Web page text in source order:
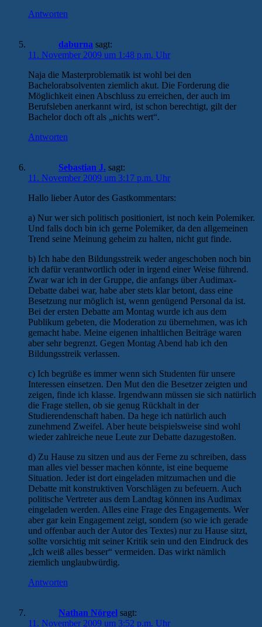
Antworten
daburna sagt:
11. November 2009 um 1:48 p.m. Uhr
Naja die Masterproblematik ist wohl bei den
Bachelorabsolventen ziemlich akut. Die Forderung die
Möglichkeit einen Abschluss zu erreichen, der auch im
Berufsleben anerkannt wird, ist schon berechtigt, gilt der
Bachelor doch oft als „nichts wert“.
Antworten
Sebastian J. sagt:
11. November 2009 um 3:17 p.m. Uhr
Hallo lieber Autor des Gastkommentars:
a) Nur wer sich politisch positioniert, ist noch kein Polemiker.
Und falls doch bin ich gerne Polemiker, da den allgemeinen
Trend seine Meinung geheim zu halten, nicht gut finde.
b) Ich habe den Bildungsstreik weder angeschoben noch bin
ich dafür verantwortlich oder in irgend einer Weise führend.
Zwar war ich in der Gruppe, die anfangs über Audimax-
Debatte dabei war, habe aber stets klar betont, dass eine
Besetzung nur möglich ist, wenn genügend Personal da ist.
Bei der ersten Debatte am Montag wurde ich aus dem
Publikum gebeten, die Moderation zu übernehmen, was ich
gemacht habe. Meine eigenen inhaltlichen Beiträge waren
aber sehr begrenzt. Gegen Montag Abend hab ich den
Bildungsstreik verlassen.
c) Ich begrüße es immer wenn sich Studenten für unsere
Interessen einsetzen. Den Mut den die Besetzer zeigten und
zeigen, finde ich klasse. Irgendwann müssen sie sich natürlich
die Frage stellen, ob sie genug Rückhalt in der
Studierendenschaft haben. Da hege ich natürlich auch
zunehmend Zweifel. Aber heute beispielsweise sind wohl
wieder zahlreiche neue Leute zur Debatte dazugestoßen.
d) Zu Hause zu sitzen und aus der Ferne zu schreiben, dass
man alles viel besser machen könnte, ist eine bequeme
Situation. Jeder ist dort eingeladen mitzumachen und die
Debatte mit konstruktiven Vorschlägen zu befeuern. Auch
politische Vertreter aus dem Landtag können ins Audimax
eingeladen werden. Alles eine Frage des Engagements. Wer
aber gar kein Engagement zeigt, sondern (so wie ich gerade
und offenbar auch der Autor des Textes) nur zu Hause sitzt,
sollte vorsichtig mit seiner Kritik sein und den Eindruck des
„Ich weiß alles besser“ vermeiden. Das wirkt nämlich
ziemlich unglaubwürdig.
Antworten
Nathan Nörgel sagt:
11. November 2009 um 3:52 p.m. Uhr